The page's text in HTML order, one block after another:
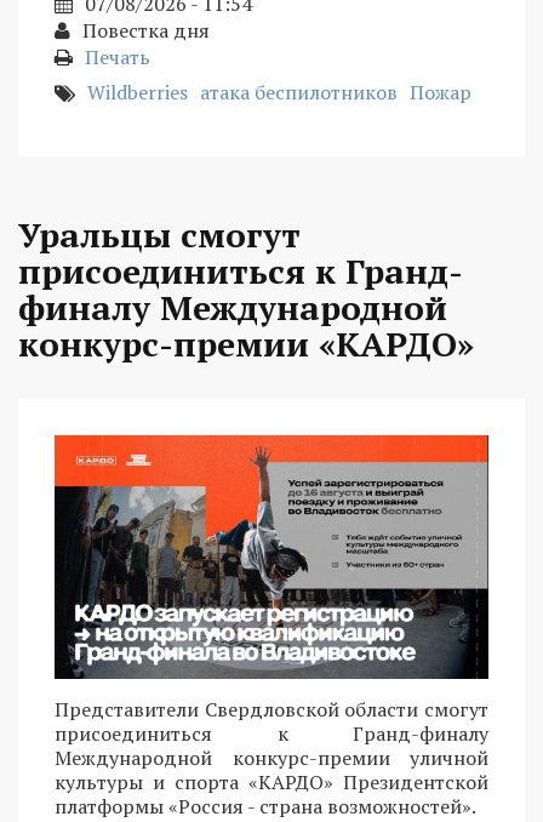
Повестка дня
Печать
Wildberries атака беспилотников Пожар
Уральцы смогут
присоединиться к Гранд-
финалу Международной
конкурс-премии «КАРДО»
Представители Свердловской области смогут
присоединиться к Гранд-финалу
Международной конкурс-премии уличной
культуры и спорта «КАРДО» Президентской
платформы «Россия - страна возможностей».